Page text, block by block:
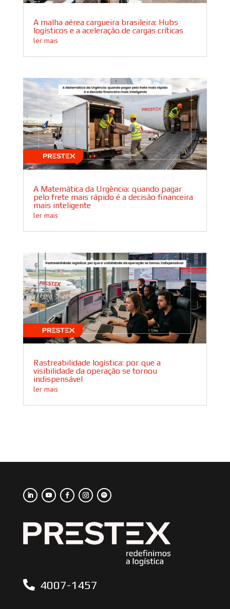
A malha aérea cargueira brasileira: Hubs
logísticos e a aceleração de cargas críticas
ler mais
A Matemática da Urgência: quando pagar
pelo frete mais rápido é a decisão financeira
mais inteligente
ler mais
Rastreabilidade logística: por que a
visibilidade da operação se tornou
indispensável
ler mais
4007-1457